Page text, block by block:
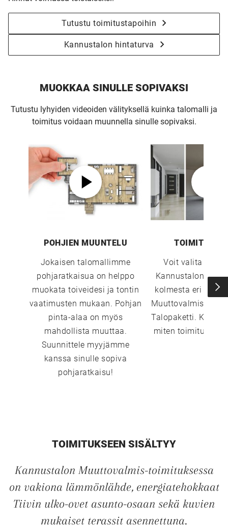
Tutustu toimitustapoihin
Kannustalon hintaturva
MUOKKAA SINULLE SOPIVAKSI
Tutustu lyhyiden videoiden välityksellä kuinka talomalli ja
toimitus voidaan muunnella sinulle sopivaksi.
POHJIEN MUUNTELU
Jokaisen talomallimme
pohjaratkaisua on helppo
muokata toiveidesi ja tontin
vaatimusten mukaan. Pohjan
pinta-alaa on myös
mahdollista muuttaa.
Suunnittele myyjämme
kanssa sinulle sopiva
pohjaratkaisu!
Voit valita
Kannustalon
kolmesta eri
Muuttovalmis,
Talopaketti. Katso
miten
TOIMITUKSEEN SISÄLTYY
Kannustalon Muuttovalmis-toimituksessa
on vakiona lämmönlähde, energiatehokkaat
Tiivin ulko-ovet asunto-osaan sekä kuvien
mukaiset terassit asennettuna.
UUSI
UNELMISTA
KODIKSI-
TALOKIRJA ON
JULKAISTU
Tilaa esite